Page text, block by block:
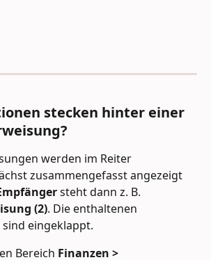
stecken hinter einer
werden im Reiter
zusammengefasst angezeigt
steht dann z. B.
(2). Die enthaltenen
eingeklappt.
Bereich Finanzen >